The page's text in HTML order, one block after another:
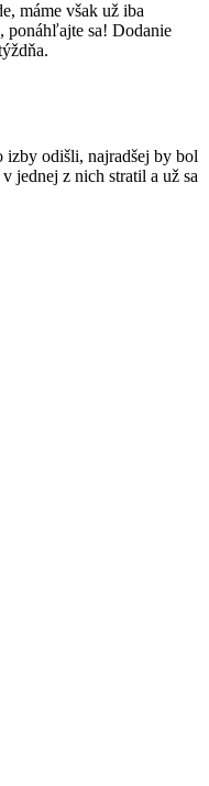
máme však už iba
ponáhľajte sa! Dodanie
izby odišli, najradšej by bol
jednej z nich stratil a už sa